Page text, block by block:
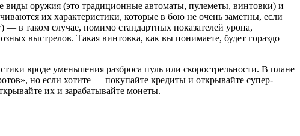
виды оружия (это традиционные автоматы, пулеметы, винтовки) и
их характеристики, которые в бою не очень заметны, если
в таком случае, помимо стандартных показателей урона,
выстрелов. Такая винтовка, как вы понимаете, будет гораздо
вроде уменьшения разброса пуль или скорострельности. В плане
но если хотите — покупайте кредиты и открывайте супер-
их и зарабатывайте монеты.